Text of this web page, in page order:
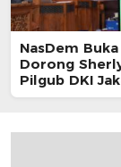
NasDem
Dorong
Pilgub DKI